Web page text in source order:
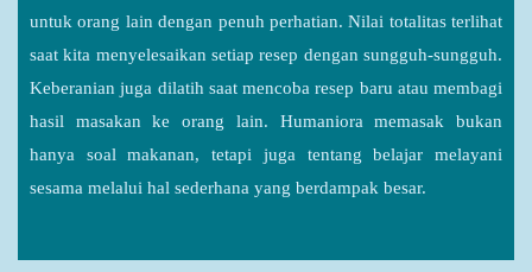
untuk orang lain dengan penuh perhatian. Nilai totalitas terlihat
saat kita menyelesaikan setiap resep dengan sungguh-sungguh.
Keberanian juga dilatih saat mencoba resep baru atau membagi
hasil masakan ke orang lain. Humaniora memasak bukan
hanya soal makanan, tetapi juga tentang belajar melayani
sesama melalui hal sederhana yang berdampak besar.